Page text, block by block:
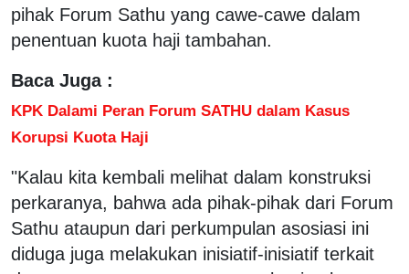
pihak Forum Sathu yang cawe-cawe dalam
penentuan kuota haji tambahan.
Baca Juga :
KPK Dalami Peran Forum SATHU dalam Kasus
Korupsi Kuota Haji
"Kalau kita kembali melihat dalam konstruksi
perkaranya, bahwa ada pihak-pihak dari Forum
Sathu ataupun dari perkumpulan asosiasi ini
diduga juga melakukan inisiatif-inisiatif terkait